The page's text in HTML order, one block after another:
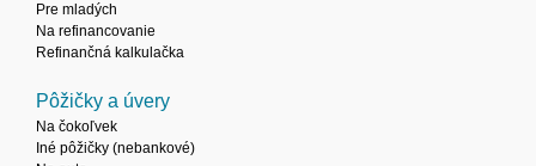
Pre mladých
Na refinancovanie
Refinančná kalkulačka
Pôžičky a úvery
Na čokoľvek
Iné pôžičky (nebankové)